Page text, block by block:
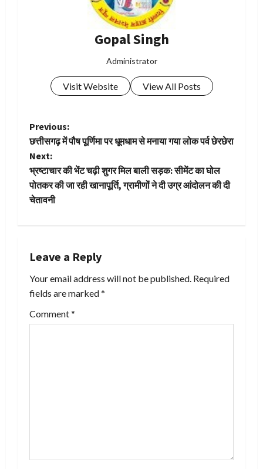
Gopal Singh
Administrator
Visit Website View All Posts
P
o
s
t
a
v
i
g
Previous:
छत्तीसगढ़ में पौष पूर्णिमा पर धूमधाम से मनाया गया लोक पर्व छेरछेरा
Next:
भ्रष्टाचार की भेंट चढ़ी शुगर मिल बाली सड़क: सीमेंट का घोल
पोतकर की जा रही खानापूर्ति, ग्रामीणों ने दी उग्र आंदोलन की दी
चेतावनी
Leave a Reply
Your email address will not be published. Required
fields are marked*
Comment*